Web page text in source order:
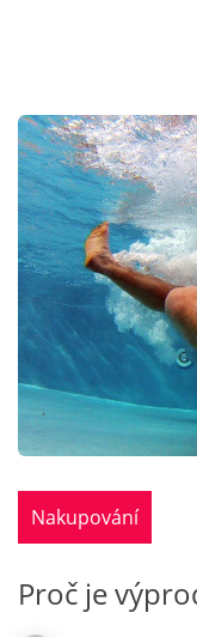
Nakupování
Proč je